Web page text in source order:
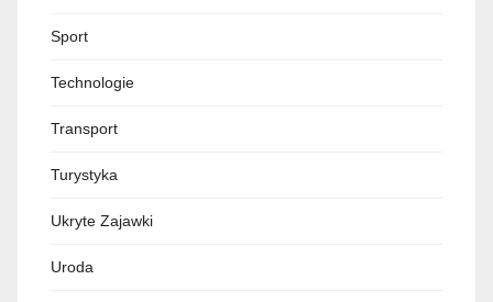
Sport
Technologie
Transport
Turystyka
Ukryte Zajawki
Uroda